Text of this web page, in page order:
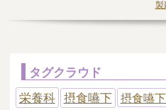
製
タグクラウド
栄養科
摂食嚥下 摂食嚥